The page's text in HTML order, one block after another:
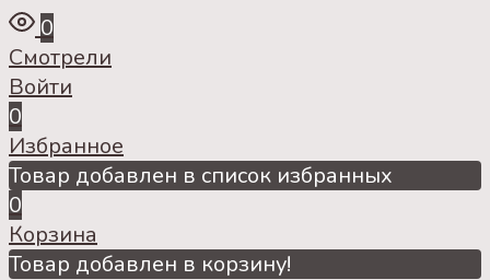
0
Смотрели
Войти
0
Избранное
Товар добавлен в список избранных
0
Корзина
Товар добавлен в корзину!